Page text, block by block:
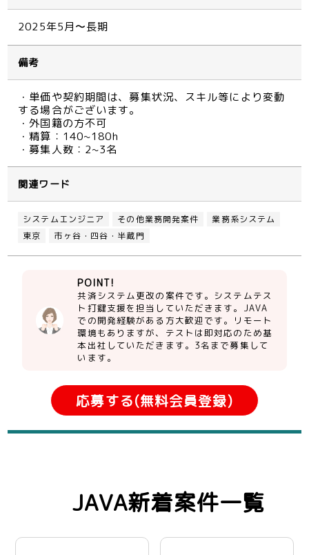
2025年5月〜長期
備考
・単価や契約期間は、募集状況、スキル等により変動
する場合がございます。
・外国籍の方不可
・精算：140~180h
・募集人数：2~3名
関連ワード
システムエンジニア その他業務開発案件
業務系システム
東京
市ヶ谷・四谷・半蔵門
POINT!
共済システム更改の案件です。システムテス
ト打鍵支援を担当していただきます。JAVA
での開発経験がある方大歓迎です。リモート
環境もありますが、テストは即対応のため基
本出社していただきます。3名まで募集して
います。
応募する(無料会員登録)
JAVA新着案件一覧